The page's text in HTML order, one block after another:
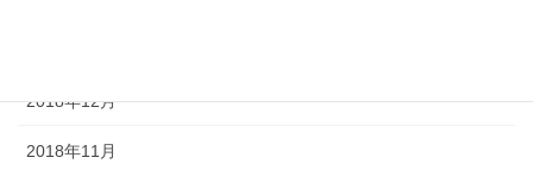
2018年12月
2018年11月